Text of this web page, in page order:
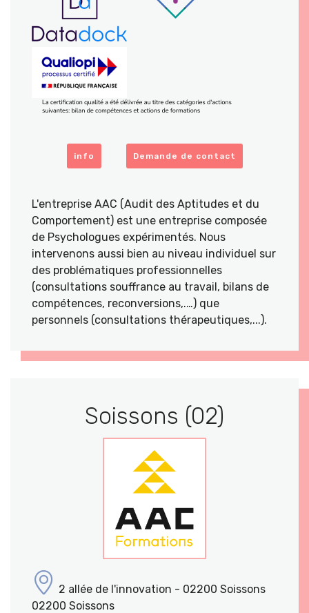
info Demande de contact
L'entreprise AAC (Audit des Aptitudes et du
Comportement) est une entreprise composée
de Psychologues expérimentés. Nous
intervenons aussi bien au niveau individuel sur
des problématiques professionnelles
(consultations souffrance au travail, bilans de
compétences, reconversions,.…) que
personnels (consultations thérapeutiques,...).
Soissons (02)
2 allée de l'innovation - 02200 Soissons
02200 Soissons